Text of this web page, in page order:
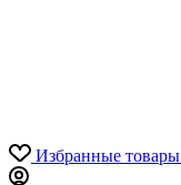
Избранные товары